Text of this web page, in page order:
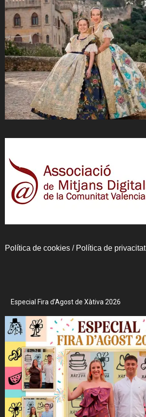
Política de cookies / Política de privacitat
Especial Fira d’Agost de Xàtiva 2026